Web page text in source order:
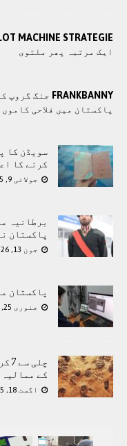
MACHINE STRATEGIE
ایک مرتبہ پھر ملتوی
FRANKBANNY جنگ گروپ
پاکستان میں فلاحی
سویڈن کا
کرنے کا
جولائی 9, 2025
برطانیہ
پاکستان
جون 13, 2026
پاکستان
جنوری 25, 2023
کے
اگست 18, 2025